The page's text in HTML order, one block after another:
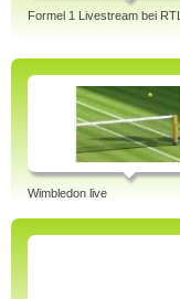
Formel 1 Livestream bei RTL
Wimbledon live